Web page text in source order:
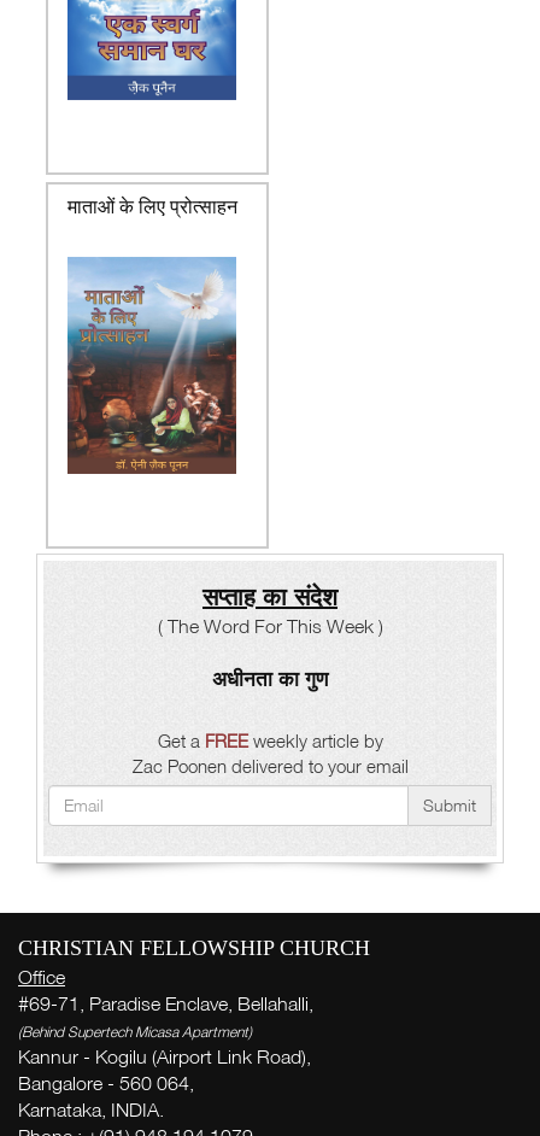
माताओं के लिए प्रोत्साहन
सप्ताह का संदेश
( The Word For This Week )
अधीनता का गुण
Get a FREEweekly article by
Zac Poonen delivered to your email
Submit
CHRISTIAN FELLOWSHIP CHURCH
Office
#69-71, Paradise Enclave, Bellahalli,
(Behind Supertech Micasa Apartment)
Kannur - Kogilu (Airport Link Road),
Bangalore - 560 064,
Karnataka, INDIA.